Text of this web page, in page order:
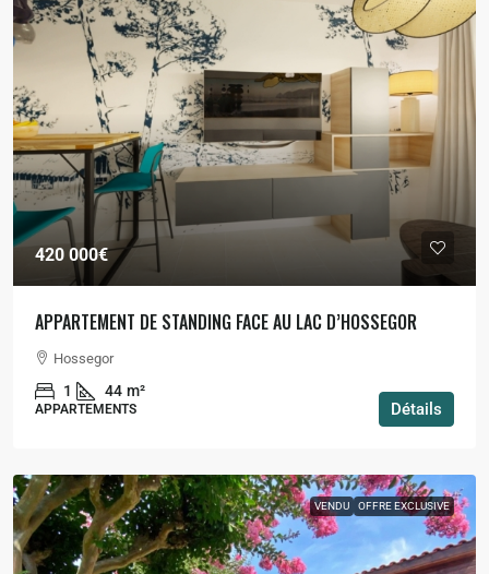
420 000€
APPARTEMENT DE STANDING FACE AU LAC D’HOSSEGOR
Hossegor
1 44 m²
APPARTEMENTS Détails
VENDU OFFRE EXCLUSIVE